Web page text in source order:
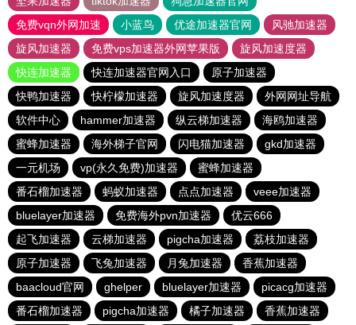
免费vqn外网加速
小蓝鸟 优途加速器官网
风驰加速器
旋风加速器
免费vps加速器外网苹果版
旋风加速度器
快连加速器
快连加速器官网入口
原子加速器
快鸭加速器
快柠檬加速器 旋风加速度器
外网网址导航
软件中心
hammer加速器 纵云梯加速器
海鸥加速器
蜜蜂加速器
海外梯子官网 闪电猫加速器
gkd加速器
一元机场
vp(永久免费)加速器
蜜蜂加速器
番石榴加速器
蚂蚁加速器 点点加速器
veee加速器
bluelayer加速器
免费海外pvn加速器
优云666
起飞加速器
云梯加速器 pigcha加速器
荔枝加速器
原子加速器
飞兔加速器 月兔加速器
香蕉加速器
baacloud官网
ghelper bluelayer加速器
picacg加速器
番石榴加速器
pigcha加速器 橘子加速器 香蕉加速器